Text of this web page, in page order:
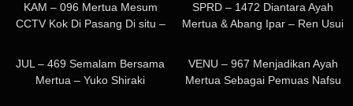
KAM – 096 Mertua Mesum
CCTV Kok Di Pasang Di situ –
SPRD – 1472 Diantara Ayah
Mertua & Abang Ipar – Ren Usui
JUL – 469 Semalam Bersama
Mertua – Yuko Shiraki
VENU – 967 Menjadikan Ayah
Mertua Sebagai Pemuas Nafsu